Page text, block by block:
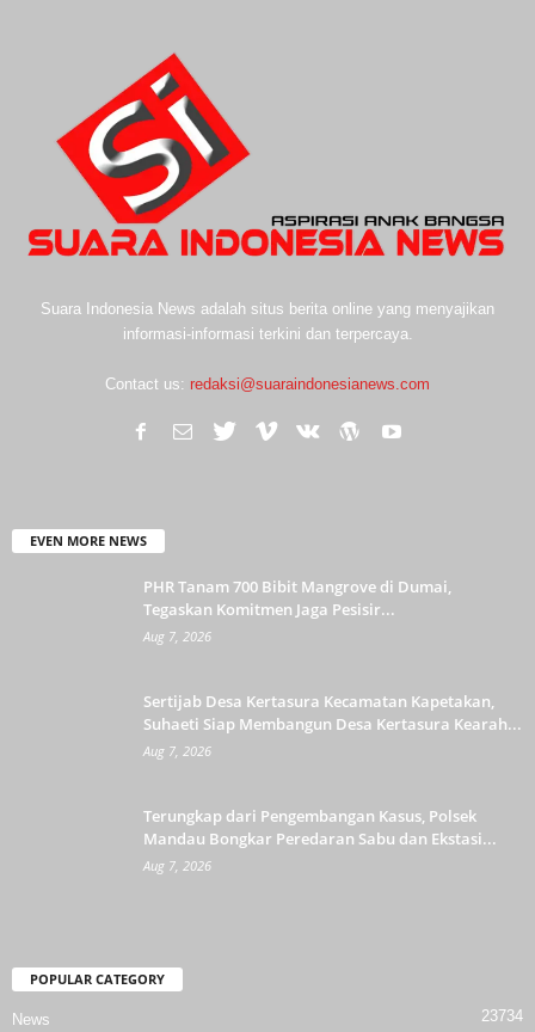
Suara Indonesia News adalah situs berita online yang menyajikan
informasi-informasi terkini dan terpercaya.
Contact us: redaksi@suaraindonesianews.com
EVEN MORE NEWS
PHR Tanam 700 Bibit Mangrove di Dumai,
Tegaskan Komitmen Jaga Pesisir...
Aug 7, 2026
Sertijab Desa Kertasura Kecamatan Kapetakan,
Suhaeti Siap Membangun Desa Kertasura Kearah...
Aug 7, 2026
Terungkap dari Pengembangan Kasus, Polsek
Mandau Bongkar Peredaran Sabu dan Ekstasi...
Aug 7, 2026
POPULAR CATEGORY
News 23734